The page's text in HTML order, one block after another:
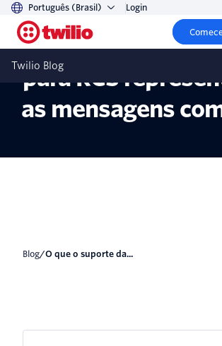
Português (Brasil) Login
Twilio Blog
O que o suporte
para RCS
as mensagens
blog/ O que o suporte da...